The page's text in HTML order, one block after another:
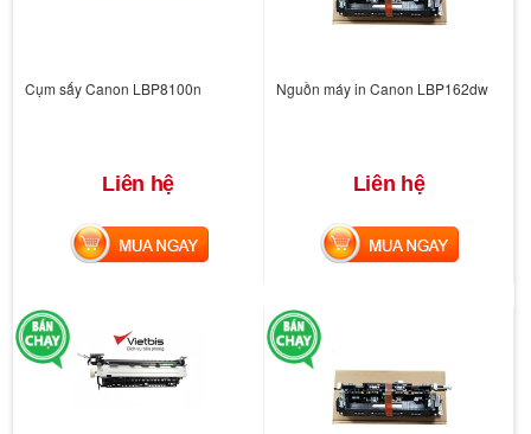
Cụm sấy Canon LBP8100n
Liên hệ
MUA NGAY
Nguồn máy in Canon LBP162dw
Liên hệ
MUA NGAY